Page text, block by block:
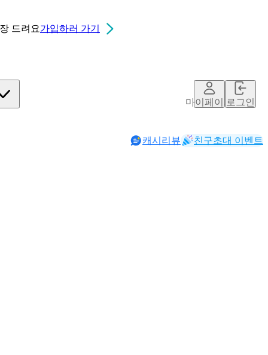
드려요가입하러 가기
마이페이지로그인
캐시리뷰 친구초대 이벤트